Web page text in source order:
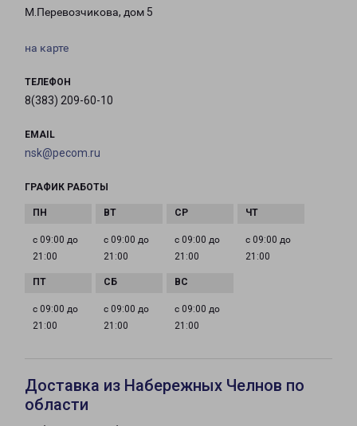
М.Перевозчикова, дом 5
на карте
ТЕЛЕФОН
8(383) 209-60-10
EMAIL
nsk@pecom.ru
ГРАФИК РАБОТЫ
с 09:00 до
21:00
с 09:00 до
21:00
с 09:00 до
21:00
с 09:00 до
21:00
с 09:00 до
21:00
с 09:00 до
21:00
с 09:00 до
21:00
Доставка из Набережных Челнов по
области